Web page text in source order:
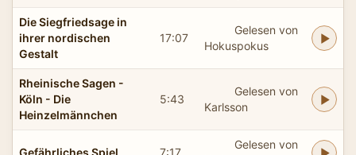
Die Siegfriedsage in
ihrer nordischen
Gestalt
17:07
Gelesen von
Hokuspokus
Rheinische Sagen -
Köln - Die
Heinzelmännchen
5:43
Gelesen von
Karlsson
Gefährliches Spiel 7:17
Gelesen von